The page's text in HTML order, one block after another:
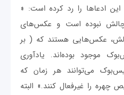
ادعاها را رد کرده است: «
چالش نبوده است و عکس‌های
عکس‌هایی هستند که ( بر
موجود بوده‌اند. یادآوری
می‌توانند هر زمان که
را غیرفعال کنند.» البته